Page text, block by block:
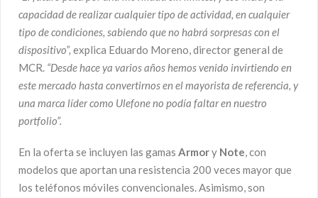
capacidad de realizar cualquier tipo de actividad, en cualquier
tipo de condiciones, sabiendo que no habrá sorpresas con el
dispositivo”, explica Eduardo Moreno, director general de
MCR. “Desde hace ya varios años hemos venido invirtiendo en
este mercado hasta convertirnos en el mayorista de referencia, y
una marca líder como Ulefone no podía faltar en nuestro
portfolio”.
En la oferta se incluyen las gamas Armory Note, con
modelos que aportan una resistencia 200 veces mayor que
los teléfonos móviles convencionales. Asimismo, son